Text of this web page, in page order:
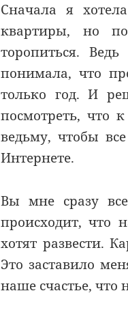
Сначала я
квартиры, но
торопиться.
понимала, что
только год. И
посмотреть, что
ведьму, чтобы
Интернете.
Вы мне сразу
происходит, что
хотят развести.
Это заставило
наше счастье, что